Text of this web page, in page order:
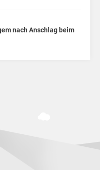
nach Anschlag beim